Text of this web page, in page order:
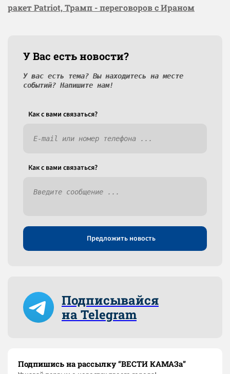
ракет Patriot, Трамп - переговоров с Ираном
У Вас есть новости?
У вас есть тема? Вы находитесь на месте
событий? Напишите нам!
Как c вами связаться?
Как c вами связаться?
Предложить новость
Подписывайся
на Telegram
Подпишись на рассылку “ВЕСТИ КАМАЗа”